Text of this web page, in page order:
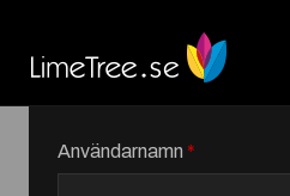
Användarnamn *